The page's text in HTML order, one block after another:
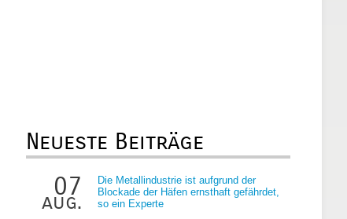
Neueste Beiträge
07
aug.
Die Metallindustrie ist aufgrund der
Blockade der Häfen ernsthaft gefährdet,
so ein Experte